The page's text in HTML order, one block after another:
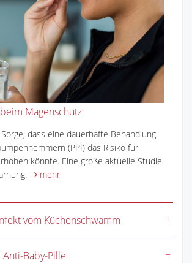
Magenschutz
dass eine dauerhafte Behandlung
(PPI) das Risiko für
könnte. Eine große aktuelle Studie
mehr
vom Küchenschwamm
Baby-Pille